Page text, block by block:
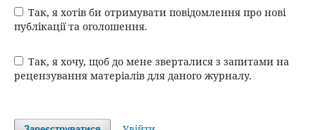
Так, я хотів би отримувати повідомлення про нові
публікації та оголошення.
Так, я хочу, щоб до мене зверталися з запитами на
рецензування матеріалів для даного журналу.